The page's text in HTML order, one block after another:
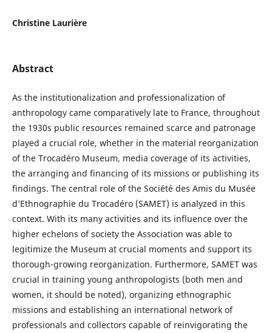
Christine Laurière
Abstract
As the institutionalization and professionalization of
anthropology came comparatively late to France, throughout
the 1930s public resources remained scarce and patronage
played a crucial role, whether in the material reorganization
of the Trocadéro Museum, media coverage of its activities,
the arranging and financing of its missions or publishing its
findings. The central role of the Société des Amis du Musée
d’Ethnographie du Trocadéro (SAMET) is analyzed in this
context. With its many activities and its influence over the
higher echelons of society the Association was able to
legitimize the Museum at crucial moments and support its
thorough-growing reorganization. Furthermore, SAMET was
crucial in training young anthropologists (both men and
women, it should be noted), organizing ethnographic
missions and establishing an international network of
professionals and collectors capable of reinvigorating the